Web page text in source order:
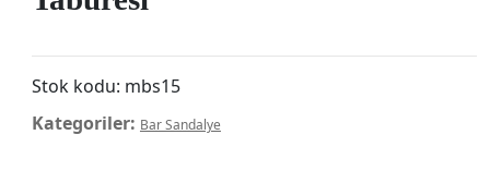
Stok kodu: mbs15
Kategoriler: Bar Sandalye